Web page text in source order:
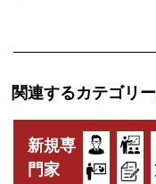
関連するカテゴリ
新規専
門家